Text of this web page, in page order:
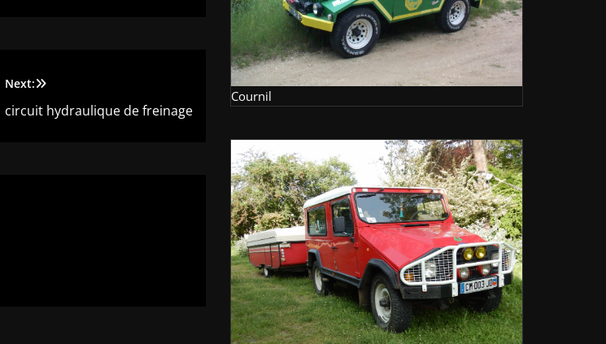
Next:
circuit hydraulique de freinage
Cournil